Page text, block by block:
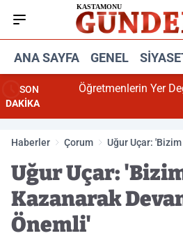
ANA SAYFA GENEL
SON
DAKİKA
Öğretmenlerin Yer
Haberler Çorum
Uğur Uçar:
Uğur Uçar:
Kazanarak
Önemli'